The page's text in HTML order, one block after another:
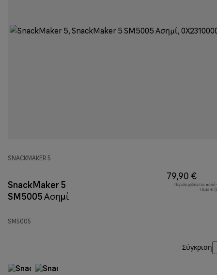
SNACKMAKER 5
SnackMaker 5
SM5005 Ασημί
SM5005
79,90 €
Περιλαμβάνεται
15,46 €
Σύγκριση